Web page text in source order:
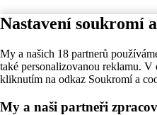
Nastavení soukromí
My a našich 18 partnerů
také personalizovanou reklamu.
kliknutím na odkaz Soukromí a
My a naši partneři